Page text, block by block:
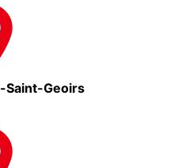
Saint-Geoirs